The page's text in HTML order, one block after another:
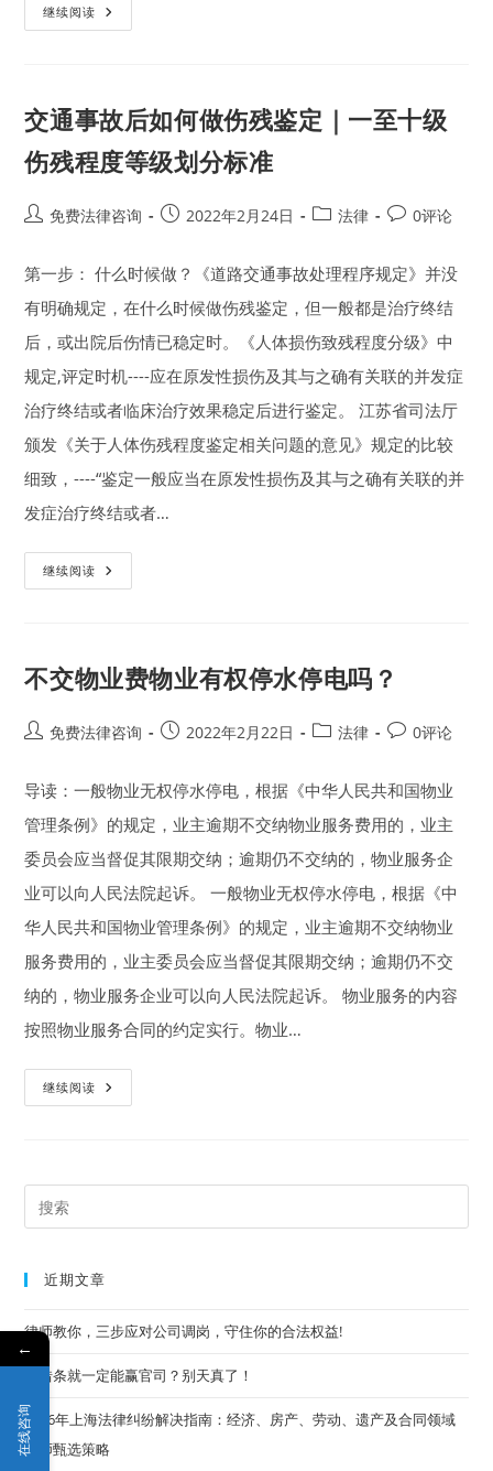
继续阅读 官
方
人
民
共
和
国
民
诉
讼
文）
交通事故后如何做伤残鉴定｜一至十级
伤残程度等级划分标准
Post免费法律咨询
Post2022年2月24日
Post法律
Post0评论
第一步： 什么时候做？《道路交通事故处理程序规定》并没
有明确规定，在什么时候做伤残鉴定，但一般都是治疗终结
后，或出院后伤情已稳定时。《人体损伤致残程度分级》中
规定,评定时机----应在原发性损伤及其与之确有关联的并发症
治疗终结或者临床治疗效果稳定后进行鉴定。 江苏省司法厅
颁发《关于人体伤残程度鉴定相关问题的意见》规定的比较
细致，----“鉴定一般应当在原发性损伤及其与之确有关联的并
发症治疗终结或者…
继续阅读 交
通
何
做
伤
鉴
定
至
十
级
伤
残
程
等
划
分
标
准
不交物业费物业有权停水停电吗？
Post免费法律咨询
Post2022年2月22日
Post法律
Post0评论
导读：一般物业无权停水停电，根据《中华人民共和国物业
管理条例》的规定，业主逾期不交纳物业服务费用的，业主
委员会应当督促其限期交纳；逾期仍不交纳的，物业服务企
业可以向人民法院起诉。 一般物业无权停水停电，根据《中
华人民共和国物业管理条例》的规定，业主逾期不交纳物业
服务费用的，业主委员会应当督促其限期交纳；逾期仍不交
纳的，物业服务企业可以向人民法院起诉。 物业服务的内容
按照物业服务合同的约定实行。物业…
继续阅读 不
交
业
停
电
吗？
近期文章
律师教你，三步应对公司调岗，守住你的合法权益!
有借条就一定能赢官司？别天真了！
2026年上海法律纠纷解决指南：经济、房产、劳动、遗产及合同领域
律师甄选策略
←
在线咨询